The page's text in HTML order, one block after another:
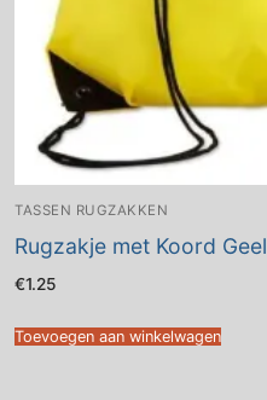
TASSEN RUGZAKKEN
Rugzakje met Koord Geel
€1.25
Toevoegen aan winkelwagen